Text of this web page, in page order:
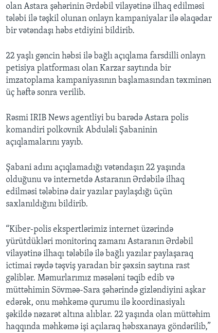
olan Astara şəhərinin Ərdəbil vilayətinə ilhaq edilməsi
tələbi ilə təşkil olunan onlayn kampaniyalar ilə əlaqədar
bir vətəndaşı həbs etdiyini bildirib.
22 yaşlı gəncin həbsi ilə bağlı açıqlama farsdilli onlayn
petisiya platforması olan Karzar saytında bir
imzatoplama kampaniyasının başlamasından təxminən
üç həftə sonra verilib.
Rəsmi IRIB News agentliyi bu barədə Astara polis
komandiri polkovnik Abduləli Şabaninin
açıqlamalarını yayıb.
Şabani adını açıqlamadığı vətəndaşın 22 yaşında
olduğunu və internetdə Astaranın Ərdəbilə ilhaq
edilməsi tələbinə dair yazılar paylaşdığı üçün
saxlanıldığını bildirib.
“Kiber-polis ekspertlərimiz internet üzərində
yürütdükləri monitorinq zamanı Astaranın Ərdəbil
vilayətinə ilhaqı tələbilə ilə bağlı yazılar paylaşaraq
ictimai rəydə təşviş yaradan bir şəxsin saytına rast
gəliblər. Məmurlarımız məsələni təqib edib və
müttəhimin Sövməə-Sara şəhərində gizləndiyini aşkar
edərək, onu məhkəmə qurumu ilə koordinasiyalı
şəkildə nəzarət altına alıblar. 22 yaşında olan müttəhim
haqqında məhkəmə işi açılaraq həbsxanaya göndərilib,”